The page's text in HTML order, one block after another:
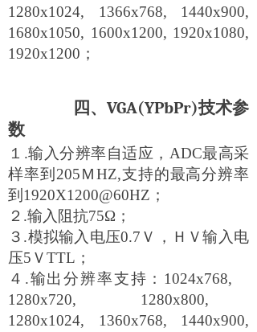
1280x1024, 1366x768, 1440x900,
1680x1050, 1600x1200, 1920x1080,
1920x1200；
四、 VGA(YPbPr)技术参
数
１.输入分辨率自适应， ADC最高采
样率到205ＭHZ,支持的最高分辨率
到1920X1200@60HZ；
２.输入阻抗75Ω ；
３.模拟输入电压0.7Ｖ，ＨＶ输入电
压5ＶTTL；
４.输出分辨率支持：1024x768,
1280x720, 1280x800,
1280x1024, 1360x768, 1440x900,